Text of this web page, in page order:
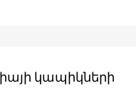
կապիկների